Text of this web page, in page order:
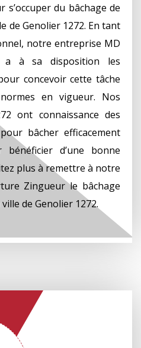
du bâchage de
de Genolier 1272. En tant
notre entreprise MD
a à sa disposition les
concevoir cette tâche
en vigueur. Nos
ont connaissance des
bâcher efficacement
d’une bonne
plus à remettre à notre
Zingueur le bâchage
de Genolier 1272.